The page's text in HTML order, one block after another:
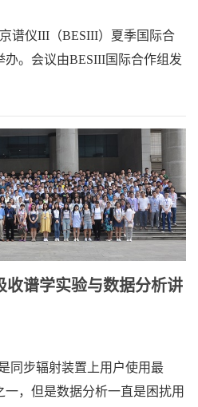
谱仪III（BESIII）夏季国际合
。会议由BESIII国际合作组发
收谱学实验与数据分析讲
同步辐射装置上用户使用最
，但是数据分析一直是困扰用